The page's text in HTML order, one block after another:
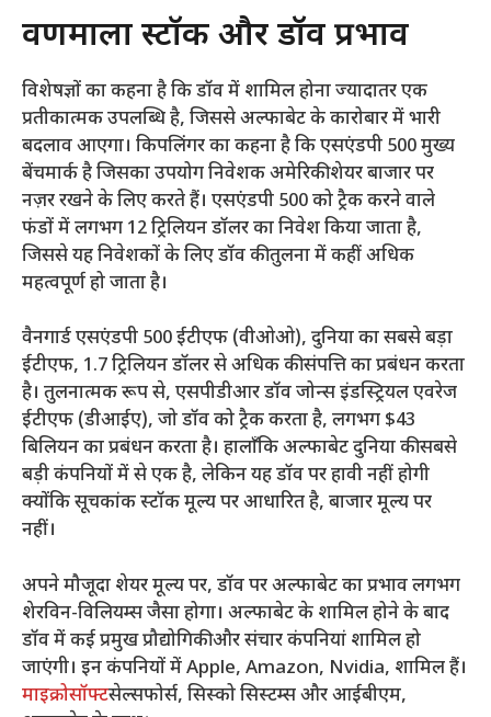
वर्णमाला स्टॉक और डॉव प्रभाव
विशेषज्ञों का कहना है कि डॉव में शामिल होना ज्यादातर एक
प्रतीकात्मक उपलब्धि है, जिससे अल्फाबेट के कारोबार में भारी
बदलाव आएगा। किपलिंगर का कहना है कि एसएंडपी 500 मुख्य
बेंचमार्क है जिसका उपयोग निवेशक अमेरिकी शेयर बाजार पर
नज़र रखने के लिए करते हैं। एसएंडपी 500 को ट्रैक करने वाले
फंडों में लगभग 12 ट्रिलियन डॉलर का निवेश किया जाता है,
जिससे यह निवेशकों के लिए डॉव की तुलना में कहीं अधिक
महत्वपूर्ण हो जाता है।
वैनगार्ड एसएंडपी 500 ईटीएफ (वीओओ), दुनिया का सबसे बड़ा
ईटीएफ, 1.7 ट्रिलियन डॉलर से अधिक की संपत्ति का प्रबंधन करता
है। तुलनात्मक रूप से, एसपीडीआर डॉव जोन्स इंडस्ट्रियल एवरेज
ईटीएफ (डीआईए), जो डॉव को ट्रैक करता है, लगभग $43
बिलियन का प्रबंधन करता है। हालाँकि अल्फाबेट दुनिया की सबसे
बड़ी कंपनियों में से एक है, लेकिन यह डॉव पर हावी नहीं होगी
क्योंकि सूचकांक स्टॉक मूल्य पर आधारित है, बाजार मूल्य पर
नहीं।
अपने मौजूदा शेयर मूल्य पर, डॉव पर अल्फाबेट का प्रभाव लगभग
शेरविन-विलियम्स जैसा होगा। अल्फाबेट के शामिल होने के बाद
डॉव में कई प्रमुख प्रौद्योगिकी और संचार कंपनियां शामिल हो
जाएंगी। इन कंपनियों में Apple, Amazon, Nvidia, शामिल हैं।
माइक्रोसॉफ्टसेल्सफोर्स, सिस्को सिस्टम्स और आईबीएम,